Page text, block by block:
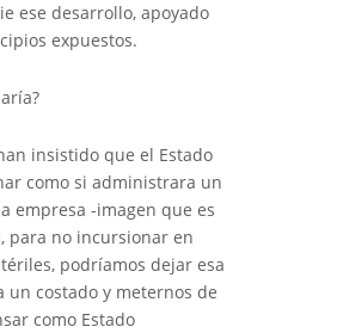
ese desarrollo, apoyado
expuestos.
insistido que el Estado
como si administrara un
empresa -imagen que es
para no incursionar en
podríamos dejar esa
un costado y meternos de
como Estado